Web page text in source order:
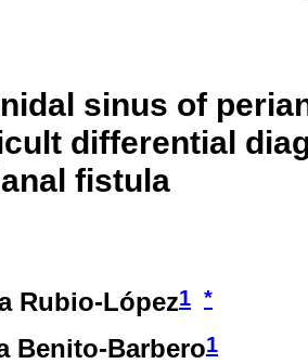
sinus of
differential
fistula
Rubio-López1 *
Benito-Barbero1